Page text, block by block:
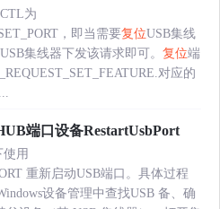
为
，即当需要复位USB集线
集线器下发该请求即可。 复位端
对应的
端口设备RestartUsbPort
使用
重新启动USB端口。具体过程
设备管理中查找USB 备、确